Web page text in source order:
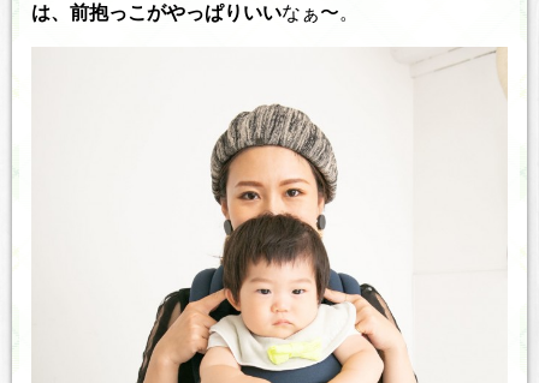
は、前抱っこがやっぱりいいなぁ〜。